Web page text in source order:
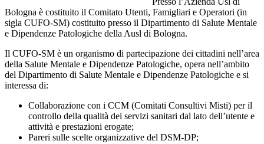
Bologna è costituito il Comitato Utenti, Famigliari e Operatori (in
sigla CUFO-SM) costituito presso il Dipartimento di Salute Mentale
e Dipendenze Patologiche della Ausl di Bologna.
Il CUFO-SM è un organismo di partecipazione dei cittadini nell’area
della Salute Mentale e Dipendenze Patologiche, opera nell’ambito
del Dipartimento di Salute Mentale e Dipendenze Patologiche e si
interessa di:
Collaborazione con i CCM (Comitati Consultivi Misti) per il
controllo della qualità dei servizi sanitari dal lato dell’utente e
attività e prestazioni erogate;
Pareri sulle scelte organizzative del DSM-DP;